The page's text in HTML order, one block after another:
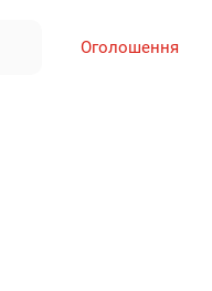
Оголошення